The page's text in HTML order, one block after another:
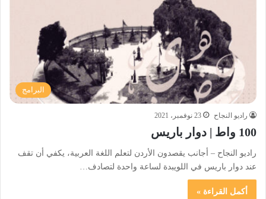
البرامج
راديو النجاح 23 نوفمبر، 2021
100 واط | دوار باريس
راديو النجاح – أجانب يقصدون الأردن لتعلم اللغة العربية، يكفي أن تقف
عند دوار باريس في اللويبدة لساعة واحدة لتصادف…
أكمل القراءة »